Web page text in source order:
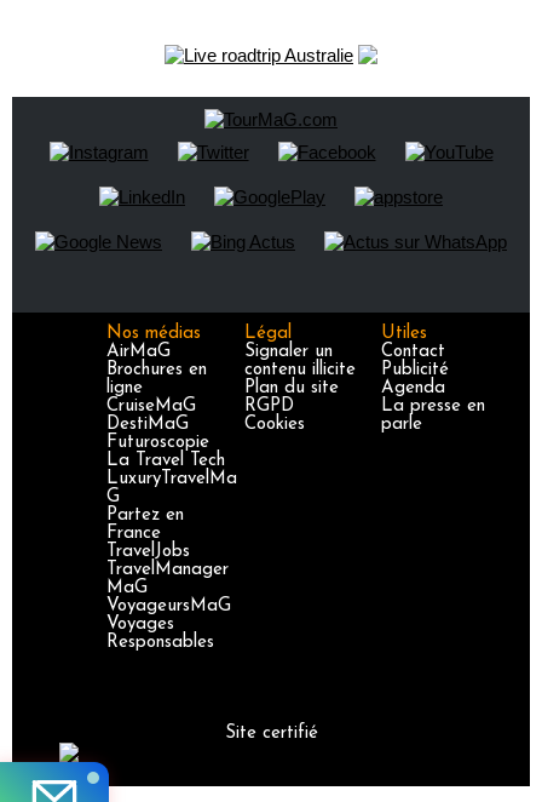
Nos médias
AirMaG
Brochures en
ligne
CruiseMaG
DestiMaG
Futuroscopie
La Travel Tech
LuxuryTravelMa
G
Partez en
France
TravelJobs
TravelManager
MaG
VoyageursMaG
Voyages
Responsables
Légal
Signaler un
contenu illicite
Plan du site
RGPD
Cookies
Utiles
Contact
Publicité
Agenda
La presse en
parle
Site certifié